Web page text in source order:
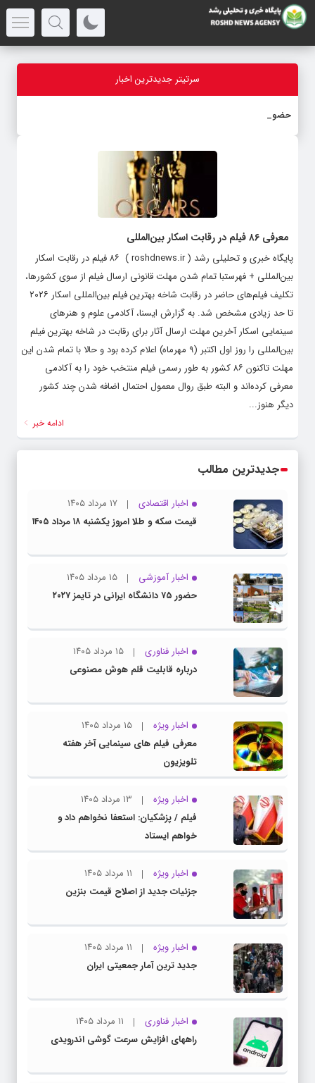
سرتیتر جدیدترین اخبار
حضور ۷۵
معرفی ۸۶ فیلم در رقابت اسکار بین‌المللی
پایگاه خبری و تحلیلی رشد ( roshdnews.ir ) ۸۶ فیلم در رقابت اسکار
بین‌المللی + فهرستبا تمام شدن مهلت قانونی ارسال فیلم از سوی کشورها،
تکلیف فیلم‌های حاضر در رقابت شاخه بهترین فیلم بین‌المللی اسکار ۲۰۲۶
تا حد زیادی مشخص شد. به گزارش ایسنا، آکادمی علوم و هنرهای
سینمایی اسکار آخرین مهلت ارسال آثار برای رقابت در شاخه بهترین فیلم
بین‌المللی را روز اول اکتبر (۹ مهرماه) اعلام کرده بود و حالا با تمام شدن این
مهلت تاکنون ۸۶ کشور به طور رسمی فیلم منتخب خود را به آکادمی
معرفی کرده‌اند و البته طبق روال معمول احتمال اضافه شدن چند کشور
دیگر هنوز...
ادامه خبر
جدیدترین مطالب
اخبار اقتصادی
۱۷ مرداد ۱۴۰۵
قیمت سکه و طلا امروز یکشنبه ۱۸ مرداد ۱۴۰۵
اخبار آموزشی
۱۵ مرداد ۱۴۰۵
حضور ۷۵ دانشگاه ایرانی در تایمز ۲۰۲۷
اخبار فناوری
۱۵ مرداد ۱۴۰۵
درباره قابلیت قلم هوش مصنوعی
اخبار ویژه
۱۵ مرداد ۱۴۰۵
معرفی فیلم های سینمایی آخر هفته
تلویزیون
اخبار ویژه
۱۳ مرداد ۱۴۰۵
فیلم / پزشکیان: استعفا نخواهم داد و
خواهم ایستاد
اخبار ویژه
۱۱ مرداد ۱۴۰۵
جزئیات جدید از اصلاح قیمت بنزین
اخبار ویژه
۱۱ مرداد ۱۴۰۵
جدید ترین آمار جمعیتی ایران
اخبار فناوری
۱۱ مرداد ۱۴۰۵
راههای افزایش سرعت گوشی اندرویدی